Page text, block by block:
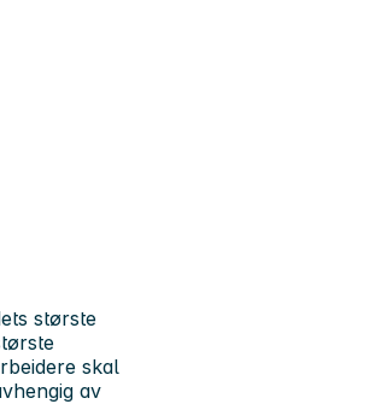
største
skal
av